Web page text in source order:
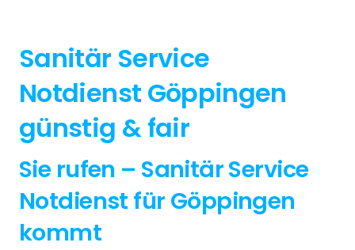
Sanitär Service
Notdienst Göppingen
günstig & fair
Sie rufen – Sanitär Service
Notdienst für Göppingen
kommt